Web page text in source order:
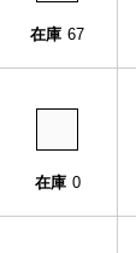
在庫 67
在庫 0